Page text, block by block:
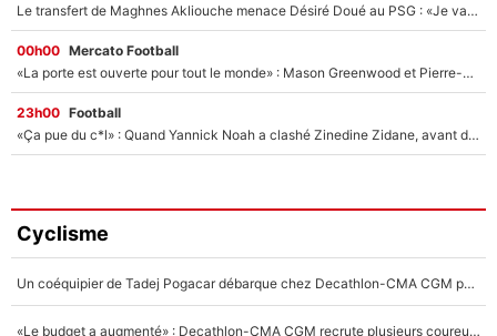
Le transfert de Maghnes Akliouche menace Désiré Doué au PSG : «Je valide à 200%»
00h00 Mercato Football
«La porte est ouverte pour tout le monde» : Mason Greenwood et Pierre-Emerick Aubameyang ont quitté l'OM, Amine Gouiri balance sur la suite du mercato et sur la réaction du vestiaire !
23h00 Football
«Ça pue du c*l» : Quand Yannick Noah a clashé Zinedine Zidane, avant de se faire recadrer par le nouveau sélectionneur de l'équipe de France !
Cyclisme
Un coéquipier de Tadej Pogacar débarque chez Decathlon-CMA CGM pour épauler Paul Seixas : «Mes meilleures années sont à venir»
«Le budget a augmenté» : Decathlon-CMA CGM recrute plusieurs coureurs pour offrir à Paul Seixas une équipe pour gagner le Tour de France 2027